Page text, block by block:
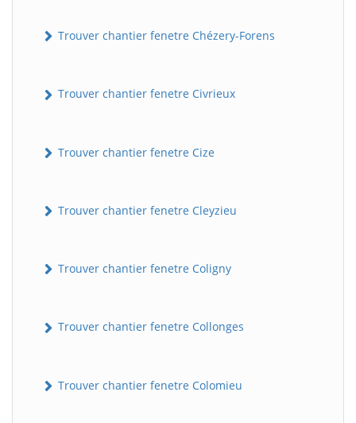
Trouver chantier fenetre Chézery-Forens
Trouver chantier fenetre Civrieux
Trouver chantier fenetre Cize
Trouver chantier fenetre Cleyzieu
Trouver chantier fenetre Coligny
Trouver chantier fenetre Collonges
Trouver chantier fenetre Colomieu